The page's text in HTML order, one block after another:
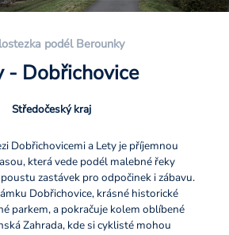
podél Berounky
- Dobřichovice
Středočeský kraj
Dobřichovicemi a Lety je příjemnou
která vede podél malebné řeky
zastávek pro odpočinek i zábavu.
Dobřichovice, krásné historické
parkem, a pokračuje kolem oblíbené
Zahrada, kde si cyklisté mohou